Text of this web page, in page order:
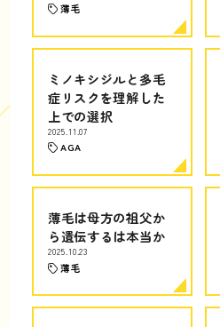
薄毛
ミノキシジルと多毛
症リスクを理解した
上での選択
2025.11.07
AGA
薄毛は母方の祖父か
ら遺伝するは本当か
2025.10.23
薄毛